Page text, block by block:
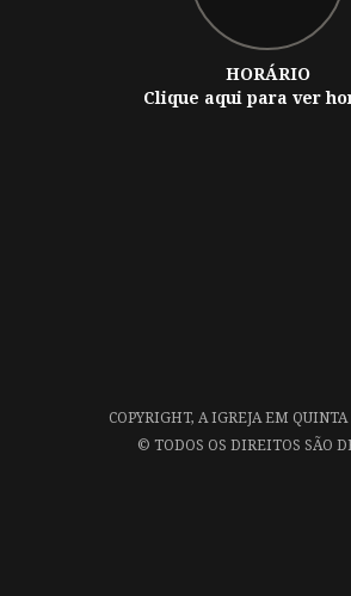
HORÁRIO
Clique aqui para ver
COPYRIGHT, A IGREJA EM QUINTA
© TODOS OS DIREITOS SÃO